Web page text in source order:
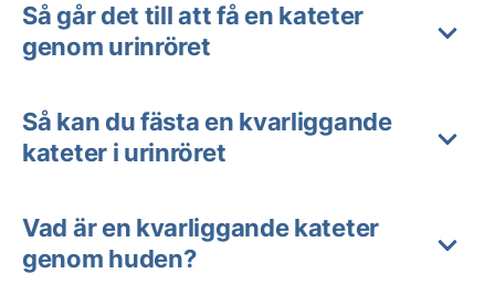
Så går det till att få en kateter
genom urinröret
Så kan du fästa en kvarliggande
kateter i urinröret
Vad är en kvarliggande kateter
genom huden?